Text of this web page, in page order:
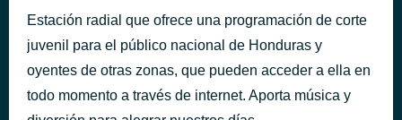
Estación radial que ofrece una programación de corte
juvenil para el público nacional de Honduras y
oyentes de otras zonas, que pueden acceder a ella en
todo momento a través de internet. Aporta música y